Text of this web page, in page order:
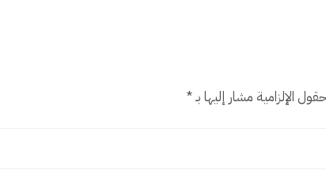
الإلزامية مشار إليها بـ*